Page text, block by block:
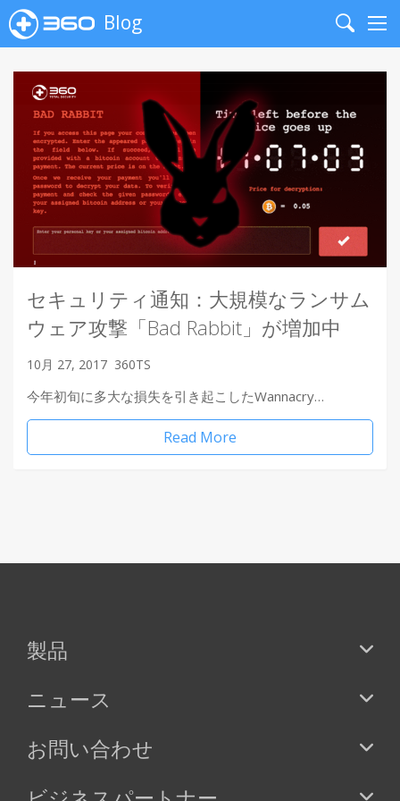
Blog
Search
セキュリティ通知：大規模なランサム
ウェア攻撃「Bad Rabbit」が増加中
10月 27, 2017 360TS
今年初旬に多大な損失を引き起こしたWannacry…
Read More
製品
ニュース
お問い合わせ